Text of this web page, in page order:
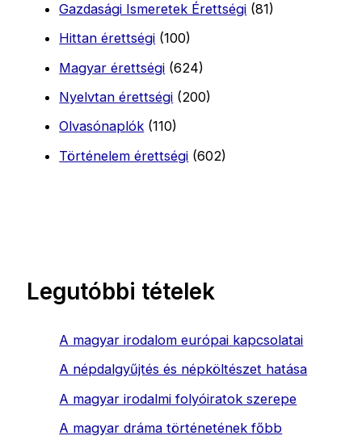
Gazdasági Ismeretek Érettségi (81)
Hittan érettségi (100)
Magyar érettségi (624)
Nyelvtan érettségi (200)
Olvasónaplók (110)
Történelem érettségi (602)
Legutóbbi tételek
A magyar irodalom európai kapcsolatai
A népdalgyűjtés és népköltészet hatása
A magyar irodalmi folyóiratok szerepe
A magyar dráma történetének főbb